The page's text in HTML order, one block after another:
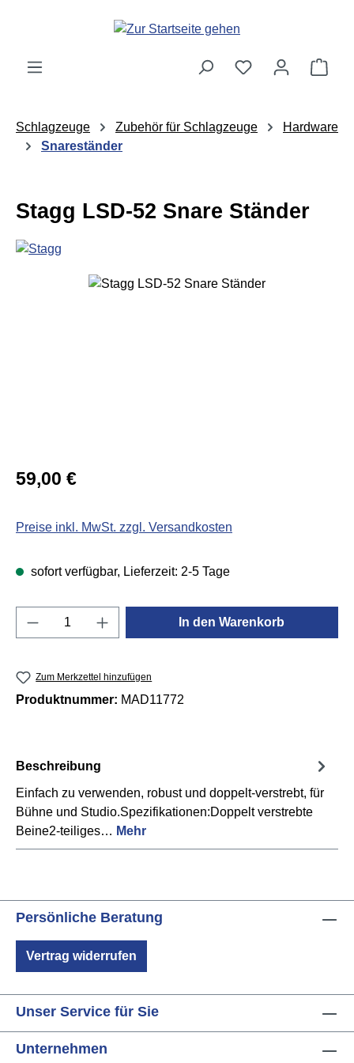
Zum Hauptinhalt springen
Schlagzeuge Zubehör für Schlagzeuge
Hardware
Snareständer
Stagg LSD-52 Snare Ständer
Bildergalerie überspringen
Regulärer Preis:
59,00 €
Preise inkl. MwSt. zzgl. Versandkosten
sofort verfügbar, Lieferzeit: 2-5 Tage
Produkt Anzahl: Gib den gewünschten
In den Warenkorb
Zum Merkzettel hinzufügen
Produktnummer: MAD11772
Beschreibung
Einfach zu verwenden, robust und doppelt-verstrebt, für
Bühne und Studio.Spezifikationen:Doppelt verstrebte
Beine2-teiliges… Mehr
Persönliche Beratung
Vertrag widerrufen
Unser Service für Sie
Unternehmen